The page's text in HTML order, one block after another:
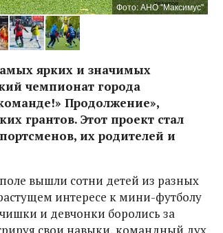
Фото: АНО "Максимус"
ярких и значимых
чемпионат города
Продолжение»,
грантов. Этот проект стал
их родителей и
вышли сотни детей из разных
интересе к мини-футболу
и девчонки боролись за